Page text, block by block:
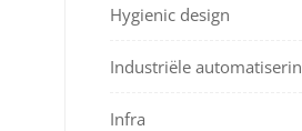
Hygienic design
Industriële
Infra